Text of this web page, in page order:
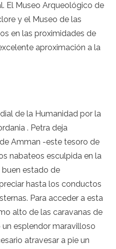
El Museo Arqueológico de
y el Museo de las
en las proximidades de
aproximación a la
de la Humanidad por la
. Petra deja
Amman -este tesoro de
nabateos esculpida en la
estado de
hasta los conductos
Para acceder a esta
alto de las caravanas de
esplendor maravilloso
atravesar a pie un